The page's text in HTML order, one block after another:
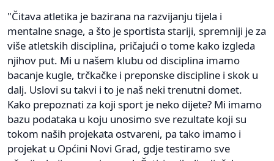
"Čitava atletika je bazirana na razvijanju tijela i
mentalne snage, a što je sportista stariji, spremniji je za
više atletskih disciplina, pričajući o tome kako izgleda
njihov put. Mi u našem klubu od disciplina imamo
bacanje kugle, trčkačke i preponske discipline i skok u
dalj. Uslovi su takvi i to je naš neki trenutni domet.
Kako prepoznati za koji sport je neko dijete? Mi imamo
bazu podataka u koju unosimo sve rezultate koji su
tokom naših projekata ostvareni, pa tako imamo i
projekat u Općini Novi Grad, gdje testiramo sve